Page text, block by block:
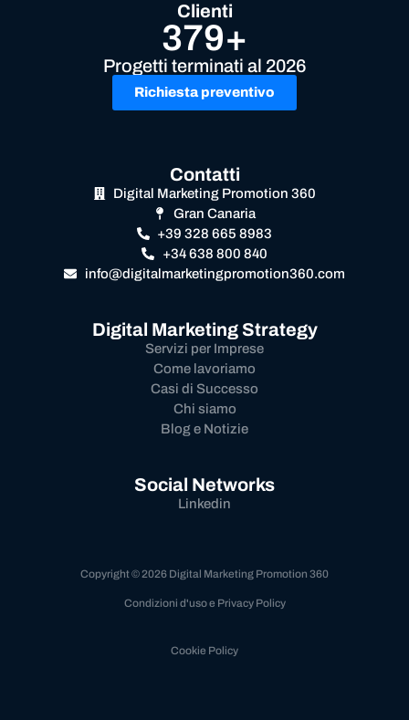
Clienti
379+
Progetti terminati al 2026
Richiesta preventivo
Contatti
Digital Marketing Promotion 360
Gran Canaria
+39 328 665 8983
+34 638 800 840
info@digitalmarketingpromotion360.com
Digital Marketing Strategy
Servizi per Imprese
Come lavoriamo
Casi di Successo
Chi siamo
Blog e Notizie
Social Networks
Linkedin
Copyright © 2026 Digital Marketing Promotion 360
Condizioni d'uso e Privacy Policy
Cookie Policy